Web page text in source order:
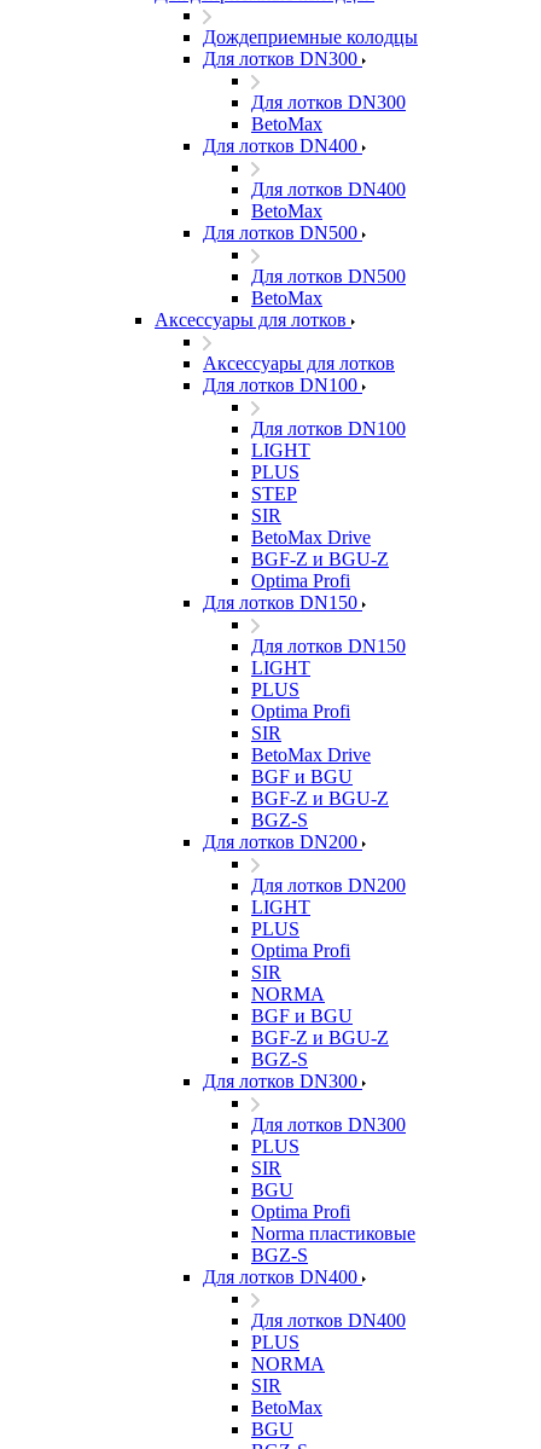
Дождеприемные колодцы
Для лотков DN300
Для лотков DN300
BetoMax
Для лотков DN400
Для лотков DN400
BetoMax
Для лотков DN500
Для лотков DN500
BetoMax
Аксессуары для лотков
Аксессуары для лотков
Для лотков DN100
Для лотков DN100
LIGHT
PLUS
STEP
SIR
BetoMax Drive
BGF-Z и BGU-Z
Optima Profi
Для лотков DN150
Для лотков DN150
LIGHT
PLUS
Optima Profi
SIR
BetoMax Drive
BGF и BGU
BGF-Z и BGU-Z
BGZ-S
Для лотков DN200
Для лотков DN200
LIGHT
PLUS
Optima Profi
SIR
NORMA
BGF и BGU
BGF-Z и BGU-Z
BGZ-S
Для лотков DN300
Для лотков DN300
PLUS
SIR
BGU
Optima Profi
Norma пластиковые
BGZ-S
Для лотков DN400
Для лотков DN400
PLUS
NORMA
SIR
BetoMax
BGU